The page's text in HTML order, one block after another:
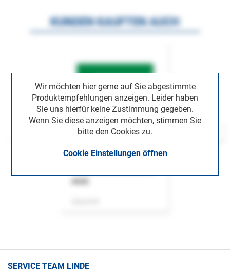
Wir möchten hier gerne auf Sie abgestimmte
Produktempfehlungen anzeigen. Leider haben
Sie uns hierfür keine Zustimmung gegeben.
Wenn Sie diese anzeigen möchten, stimmen Sie
bitte den Cookies zu.
Cookie Einstellungen öffnen
KUNDEN KAUFTEN AUCH
SERVICE TEAM LINDE